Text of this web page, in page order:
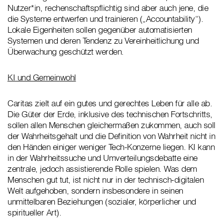
Nutzer*in, rechenschaftspflichtig sind aber auch jene, die
die Systeme entwerfen und trainieren („Accountability“).
Lokale Eigenheiten sollen gegenüber automatisierten
Systemen und deren Tendenz zu Vereinheitlichung und
Überwachung geschützt werden.
KI und Gemeinwohl
Caritas zielt auf ein gutes und gerechtes Leben für alle ab.
Die Güter der Erde, inklusive des technischen Fortschritts,
sollen allen Menschen gleichermaßen zukommen, auch soll
der Wahrheitsgehalt und die Definition von Wahrheit nicht in
den Händen einiger weniger Tech-Konzerne liegen. KI kann
in der Wahrheitssuche und Umverteilungsdebatte eine
zentrale, jedoch assistierende Rolle spielen. Was dem
Menschen gut tut, ist nicht nur in der technisch-digitalen
Welt aufgehoben, sondern insbesondere in seinen
unmittelbaren Beziehungen (sozialer, körperlicher und
spiritueller Art).